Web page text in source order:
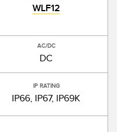
WLF12
AC/DC
DC
IP RATING
IP66, IP67, IP69K